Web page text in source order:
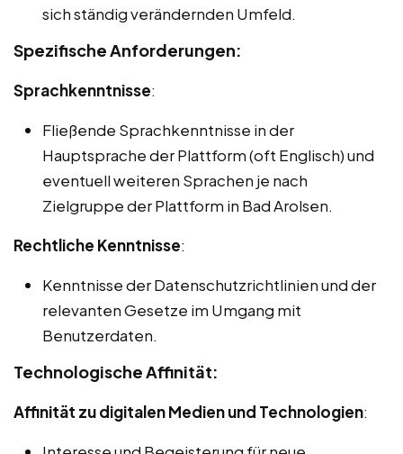
sich ständig verändernden Umfeld.
Spezifische Anforderungen:
Sprachkenntnisse:
Fließende Sprachkenntnisse in der
Hauptsprache der Plattform (oft Englisch) und
eventuell weiteren Sprachen je nach
Zielgruppe der Plattform in Bad Arolsen.
Rechtliche Kenntnisse:
Kenntnisse der Datenschutzrichtlinien und der
relevanten Gesetze im Umgang mit
Benutzerdaten.
Technologische Affinität:
Affinität zu digitalen Medien und Technologien: